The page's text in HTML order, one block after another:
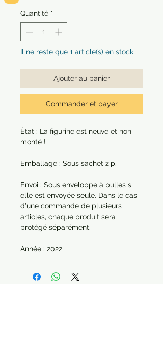
Quantité *
Il ne reste que 1 article(s) en stock
Ajouter au panier
Commander et payer
État : La figurine est neuve et non
monté !
Emballage : Sous sachet zip.
Envoi : Sous enveloppe à bulles si
elle est envoyée seule. Dans le cas
d'une commande de plusieurs
articles, chaque produit sera
protégé séparément.
Année : 2022